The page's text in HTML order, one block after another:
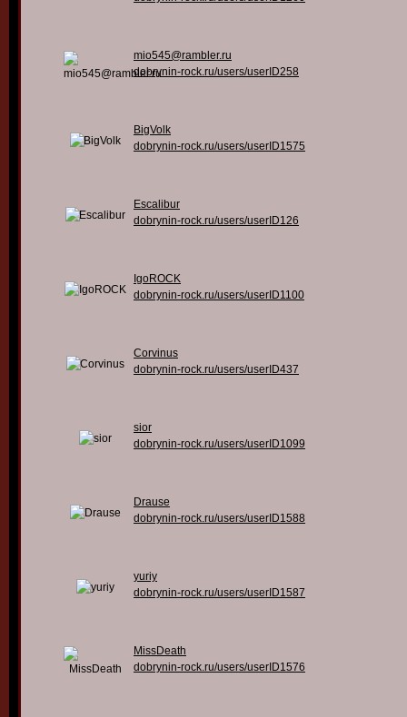
mio545@rambler.ru
dobrynin-rock.ru/users/userID258
BigVolk
dobrynin-rock.ru/users/userID1575
Escalibur
dobrynin-rock.ru/users/userID126
IgoROCK
dobrynin-rock.ru/users/userID1100
Corvinus
dobrynin-rock.ru/users/userID437
sior
dobrynin-rock.ru/users/userID1099
Drause
dobrynin-rock.ru/users/userID1588
yuriy
dobrynin-rock.ru/users/userID1587
MissDeath
dobrynin-rock.ru/users/userID1576